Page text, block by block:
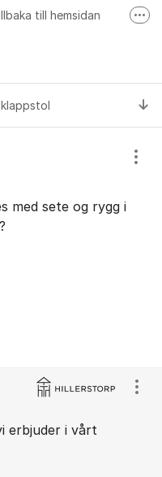
till hemsidan
Hillerstorp Youtube
med sete og rygg i
erbjuder i vårt